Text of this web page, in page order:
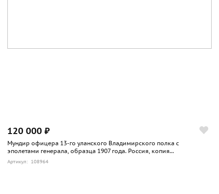
120 000 ₽
Мундир офицера 13-го уланского Владимирского полка с
эполетами генерала, образца 1907 года. Россия, копия...
Артикул: 108964